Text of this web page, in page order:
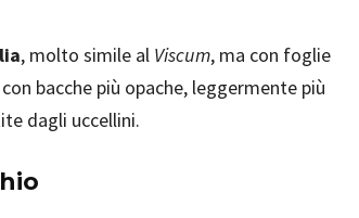
, molto simile al Viscum, ma con foglie
bacche più opache, leggermente più
dagli uccellini.